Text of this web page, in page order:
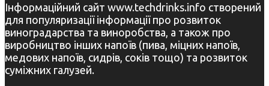
Інформаційний сайт www.techdrinks.info створений
для популяризації інформації про розвиток
виноградарства та виноробства, а також про
виробництво інших напоїв (пива, міцних напоїв,
медових напоїв, сидрів, соків тощо) та розвиток
суміжних галузей.